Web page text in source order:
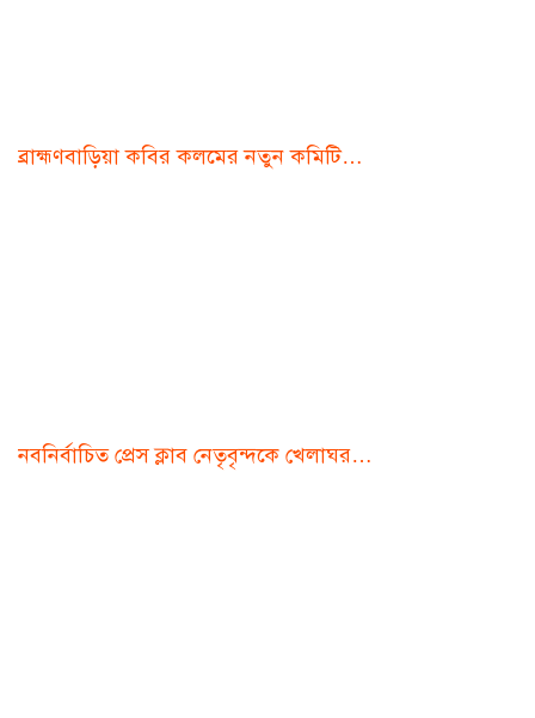
ব্রাহ্মণবাড়িয়া কবির কলমের নতুন কমিটি…
নবনির্বাচিত প্রেস ক্লাব নেতৃবৃন্দকে খেলাঘর…